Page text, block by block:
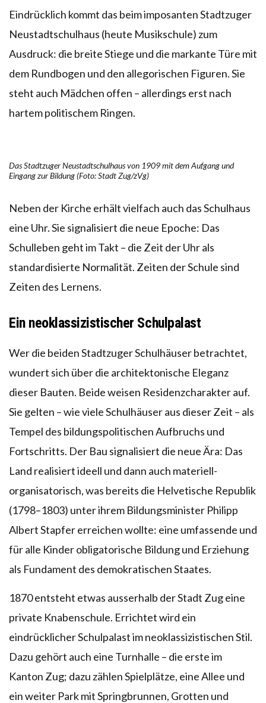
Eindrücklich kommt das beim imposanten Stadtzuger
Neustadtschulhaus (heute Musikschule) zum
Ausdruck: die breite Stiege und die markante Türe mit
dem Rundbogen und den allegorischen Figuren. Sie
steht auch Mädchen offen – allerdings erst nach
hartem politischem Ringen.
Das Stadtzuger Neustadtschulhaus von 1909 mit dem Aufgang und
Eingang zur Bildung (Foto: Stadt Zug/zVg)
Neben der Kirche erhält vielfach auch das Schulhaus
eine Uhr. Sie signalisiert die neue Epoche: Das
Schulleben geht im Takt – die Zeit der Uhr als
standardisierte Normalität. Zeiten der Schule sind
Zeiten des Lernens.
Ein neoklassizistischer Schulpalast
Wer die beiden Stadtzuger Schulhäuser betrachtet,
wundert sich über die architektonische Eleganz
dieser Bauten. Beide weisen Residenzcharakter auf.
Sie gelten – wie viele Schulhäuser aus dieser Zeit – als
Tempel des bildungspolitischen Aufbruchs und
Fortschritts. Der Bau signalisiert die neue Ära: Das
Land realisiert ideell und dann auch materiell-
organisatorisch, was bereits die Helvetische Republik
(1798–1803) unter ihrem Bildungsminister Philipp
Albert Stapfer erreichen wollte: eine umfassende und
für alle Kinder obligatorische Bildung und Erziehung
als Fundament des demokratischen Staates.
1870 entsteht etwas ausserhalb der Stadt Zug eine
private Knabenschule. Errichtet wird ein
eindrücklicher Schulpalast im neoklassizistischen Stil.
Dazu gehört auch eine Turnhalle – die erste im
Kanton Zug; dazu zählen Spielplätze, eine Allee und
ein weiter Park mit Springbrunnen, Grotten und